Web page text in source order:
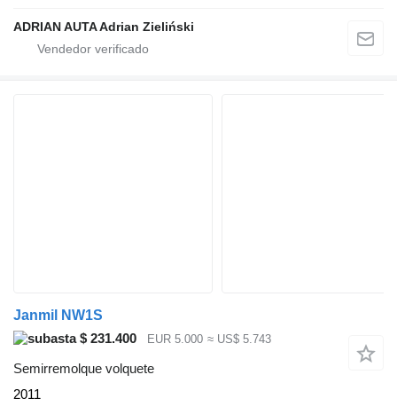
ADRIAN AUTA Adrian Zieliński
Janmil NW1S
$ 231.400
EUR 5.000 ≈ US$ 5.743
Semirremolque volquete
2011